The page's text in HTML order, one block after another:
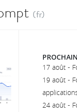
(fr)
17 août -
19 août -
24 août -